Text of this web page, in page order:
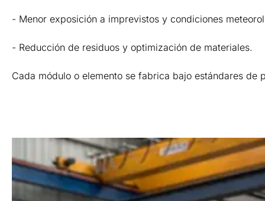
- Menor exposición a imprevistos y condiciones
- Reducción de residuos y optimización de materiales.
Cada módulo o elemento se fabrica bajo estándares